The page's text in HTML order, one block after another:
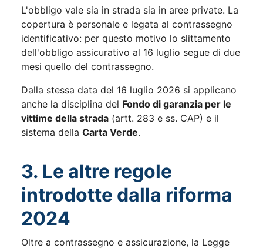
L'obbligo vale sia in strada sia in aree private. La
copertura è personale e legata al contrassegno
identificativo: per questo motivo lo slittamento
dell'obbligo assicurativo al 16 luglio segue di due
mesi quello del contrassegno.
Dalla stessa data del 16 luglio 2026 si applicano
anche la disciplina del Fondo di garanzia per le
vittime della strada (artt. 283 e ss. CAP) e il
sistema della Carta Verde.
3. Le altre regole
introdotte dalla riforma
2024
Oltre a contrassegno e assicurazione, la Legge